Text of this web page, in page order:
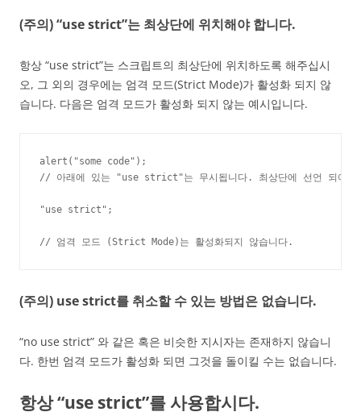
(주의) “use strict”는 최상단에 위치해야 합니다.
항상 “use strict”는 스크립트의 최상단에 위치하도록 해주십시
오, 그 외의 경우에는 엄격 모드(Strict Mode)가 활성화 되지 않
습니다. 다음은 엄격 모드가 활성화 되지 않는 예시입니다.
alert("some code");
// 아래에 있는 "use strict"는 무시됩니다. 최상단에 선언 되어야
"use strict";
// 엄격 모드 (Strict Mode)는 활성화되지 않습니다.
(주의) use strict를 취소할 수 있는 방법은 없습니다.
“no use strict” 와 같은 혹은 비슷한 지시자는 존재하지 않습니
다. 한번 엄격 모드가 활성화 되면 그것을 돌이킬 수는 없습니다.
항상 “use strict”를 사용합시다.